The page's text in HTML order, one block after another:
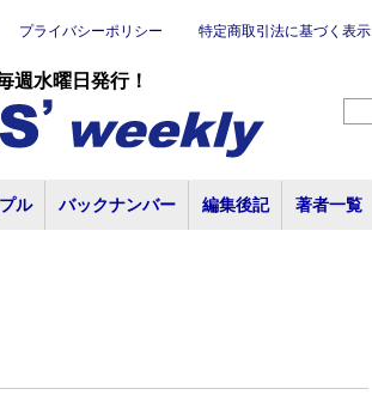
水曜日発行！
プライバシーポリシー 特定商取引法に基づく表示
ル バックナンバー 編集後記 著者一覧